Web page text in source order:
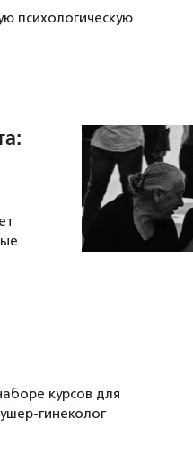
психологическую
курсов для
гинеколог